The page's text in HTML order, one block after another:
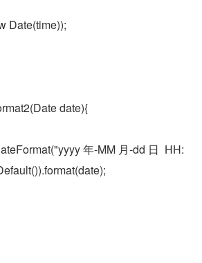
Date(time));
date){
年-MM 月-dd 日  HH: